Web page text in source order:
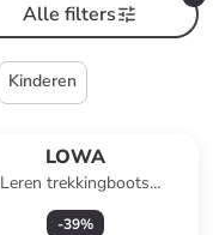
Alle filters
Kinderen
LOWA
Leren trekkingboots
"Renegade EVO GTX"
-39%